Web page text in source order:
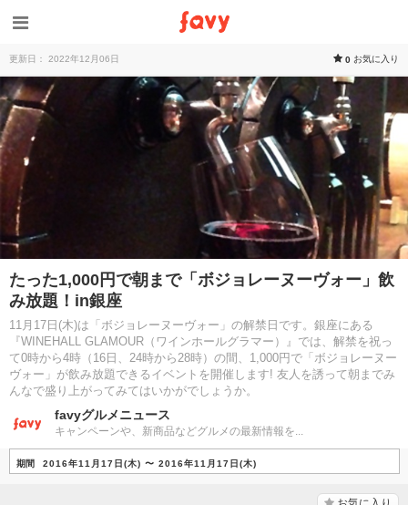
更新日： 2022年12月06日 0 お気に入り
たった1,000円で朝まで「ボジョレーヌーヴォー」飲
み放題！in銀座
11月17日(木)は「ボジョレーヌーヴォー」の解禁日です。銀座にある
『WINEHALL GLAMOUR（ワインホールグラマー）』では、解禁を祝っ
て0時から4時（16日、24時から28時）の間、1,000円で「ボジョレーヌー
ヴォー」が飲み放題できるイベントを開催します! 友人を誘って朝までみ
んなで盛り上がってみてはいかがでしょうか。
favyグルメニュース
キャンペーンや、新商品などグルメの最新情報を...
期間 2016年11月17日(木) 〜 2016年11月17日(木)